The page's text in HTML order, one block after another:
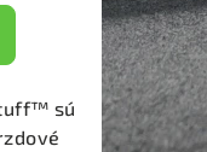
sú